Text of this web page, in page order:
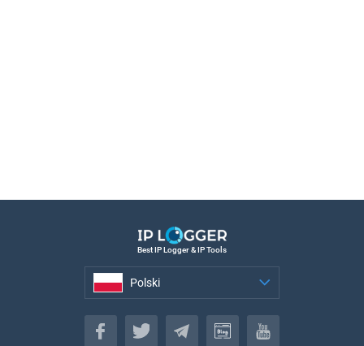
Best IP Logger & IP Tools
Polski
Polski